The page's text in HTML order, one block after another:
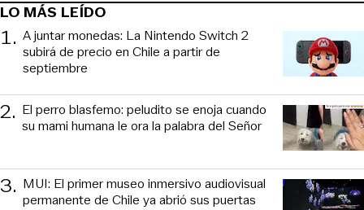
LO MÁS LEÍDO
1. A juntar monedas: La Nintendo Switch 2
subirá de precio en Chile a partir de
septiembre
2. El perro blasfemo: peludito se enoja cuando
su mami humana le ora la palabra del Señor
3. MUI: El primer museo inmersivo audiovisual
permanente de Chile ya abrió sus puertas